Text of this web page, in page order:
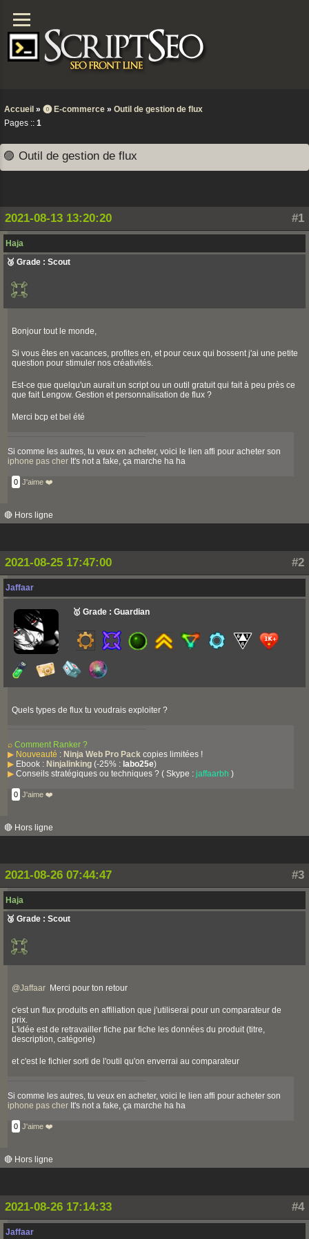
Accueil » ⓿ E-commerce » Outil de gestion de flux
Pages :: 1
🟣 Outil de gestion de flux
#1
2021-08-13 13:20:20
Haja
🥉 Grade : Scout
Bonjour tout le monde,
Si vous êtes en vacances, profites en, et pour ceux qui bossent j'ai une petite
question pour stimuler nos créativités.
Est-ce que quelqu'un aurait un script ou un outil gratuit qui fait à peu près ce
que fait Lengow. Gestion et personnalisation de flux ?
Merci bcp et bel été
Si comme les autres, tu veux en acheter, voici le lien affi pour acheter son
iphone pas cher It's not a fake, ça marche ha ha
0 J'aime ❤️
🔴 Hors ligne
#2
2021-08-25 17:47:00
Jaffaar
🥇 Grade : Guardian
Quels types de flux tu voudrais exploiter ?
⌕ Comment Ranker ?
▶ Nouveauté : Ninja Web Pro Pack copies limitées !
▶ Ebook : Ninjalinking (-25% : labo25e)
▶ Conseils stratégiques ou techniques ? ( Skype : jaffaarbh )
0 J'aime ❤️
🔴 Hors ligne
#3
2021-08-26 07:44:47
Haja
🥉 Grade : Scout
@Jaffaar Merci pour ton retour
c'est un flux produits en affiliation que j'utiliserai pour un comparateur de
prix.
L'idée est de retravailler fiche par fiche les données du produit (titre,
description, catégorie)
et c'est le fichier sorti de l'outil qu'on enverrai au comparateur
Si comme les autres, tu veux en acheter, voici le lien affi pour acheter son
iphone pas cher It's not a fake, ça marche ha ha
0 J'aime ❤️
🔴 Hors ligne
#4
2021-08-26 17:14:33
Jaffaar